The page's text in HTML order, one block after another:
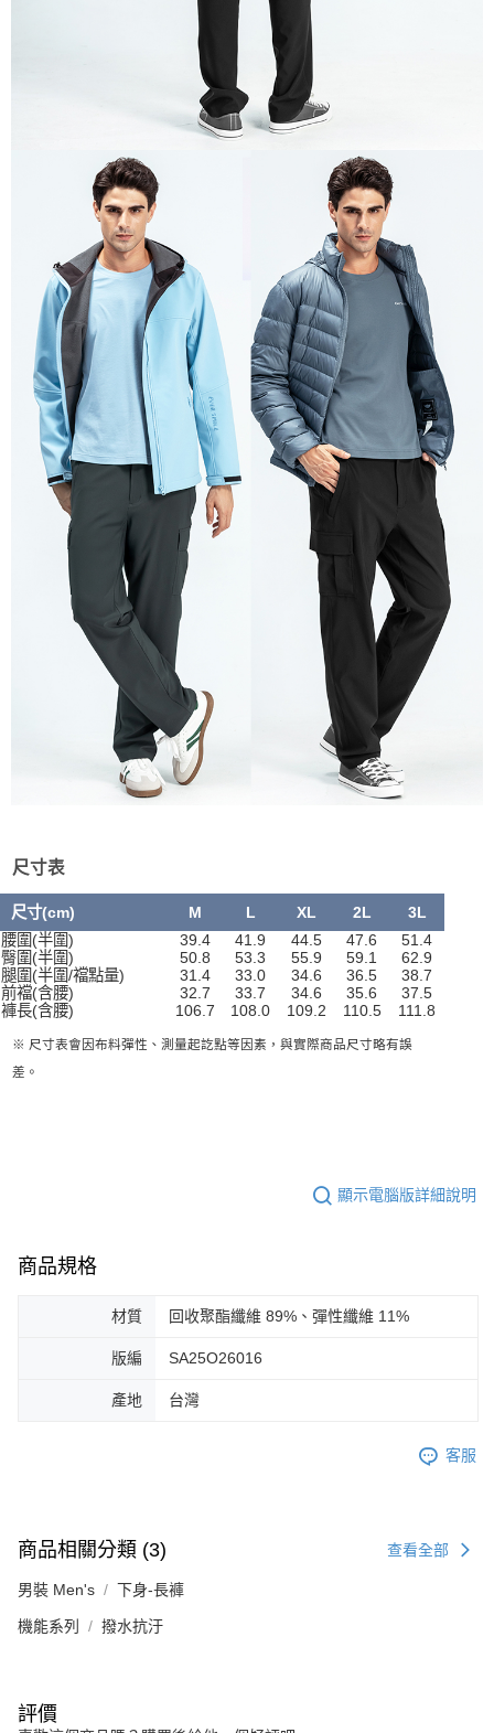
尺寸表
尺寸(cm) M L XL 2L
3L
腰圍(半圍)
39.4 41.9 44.5 47.6
51.4
臀圍(半圍)
50.8 53.3 55.9 59.1
62.9
腿圍(半圍/襠點量)
31.4 33.0 34.6 36.5
38.7
前襠(含腰)
32.7 33.7 34.6 35.6
37.5
褲長(含腰)
106.7 108.0 109.2 110.5 111.8
※ 尺寸表會因布料彈性、測量起訖點等因素，與實際商品尺寸略有誤
差。
顯示電腦版詳細說明
商品規格
材質 回收聚酯纖維 89%、彈性纖維 11%
版編 SA25O26016
產地 台灣
客服
商品相關分類 (3) 查看全部
男裝 Men's 下身-長褲
機能系列 撥水抗汙
評價